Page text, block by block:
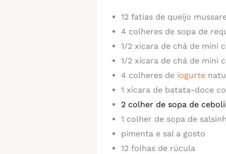
12 fatias de queijo
4 colheres de sopa de
1/2 xícara de chá de mini
1/2 xícara de chá de mini
4 colheres de iogurte
1 xícara de batata-doce
2 colher de sopa de
1 colher de sopa de
pimenta e sal a gosto
12 folhas de rúcula